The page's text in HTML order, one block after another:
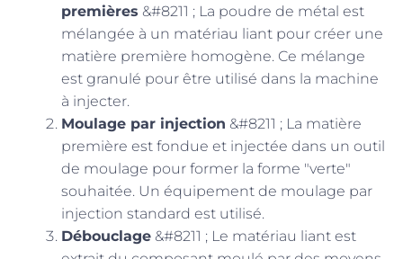
premières &#8211 ; La poudre de métal est
mélangée à un matériau liant pour créer une
matière première homogène. Ce mélange
est granulé pour être utilisé dans la machine
à injecter.
Moulage par injection &#8211 ; La matière
première est fondue et injectée dans un outil
de moulage pour former la forme "verte"
souhaitée. Un équipement de moulage par
injection standard est utilisé.
Débouclage &#8211 ; Le matériau liant est